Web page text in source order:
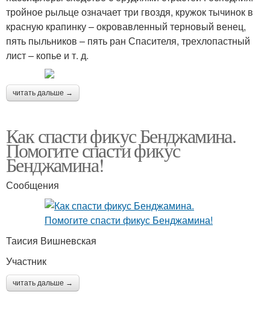
тройное рыльце означает три гвоздя, кружок тычинок в
красную крапинку – окровавленный терновый венец,
пять пыльников – пять ран Спасителя, трехлопастный
лист – копье и т. д.
читать дальше →
Как спасти фикус Бенджамина.
Помогите спасти фикус
Бенджамина!
Сообщения
Таисия Вишневская
Участник
читать дальше →